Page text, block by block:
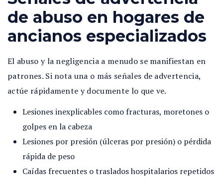
de abuso en hogares de
ancianos especializados
El abuso y la negligencia a menudo se manifiestan en
patrones. Si nota una o más señales de advertencia,
actúe rápidamente y documente lo que ve.
Lesiones inexplicables como fracturas, moretones o
golpes en la cabeza
Lesiones por presión (úlceras por presión) o pérdida
rápida de peso
Caídas frecuentes o traslados hospitalarios repetidos